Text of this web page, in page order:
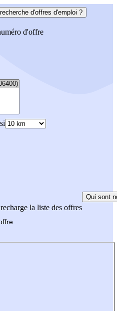
d'offres d'emploi ?
d'offre
la liste des offres
Qui sont